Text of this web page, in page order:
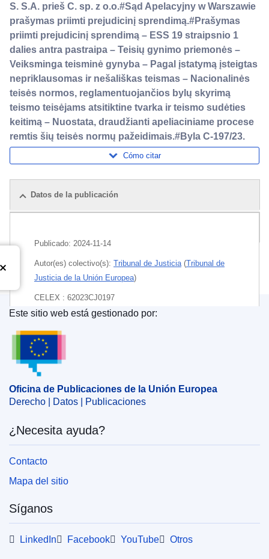
S. S.A. prieš C. sp. z o.o.#Sąd Apelacyjny w Warszawie
prašymas priimti prejudicinį sprendimą.#Prašymas
priimti prejudicinį sprendimą – ESS 19 straipsnio 1
dalies antra pastraipa – Teisių gynimo priemonės –
Veiksminga teisminė gynyba – Pagal įstatymą įsteigtas
nepriklausomas ir nešališkas teismas – Nacionalinės
teisės normos, reglamentuojančios bylų skyrimą
teismo teisėjams atsitiktine tvarka ir teismo sudėties
keitimą – Nuostata, draudžianti apeliaciniame procese
remtis šių teisės normų pažeidimais.#Byla C-197/23.
Cómo citar
Datos de la publicación
Publicado: 2024-11-14
Autor(es) colectivo(s): Tribunal de Justicia (Tribunal de
Justicia de la Unión Europea)
CELEX : 62023CJ0197
ECLI : ECLI:EU:C:2024:956
Oficina de Publicaciones de la Unión Europea
Este sitio web está gestionado por:
Oficina de Publicaciones de la Unión Europea
Derecho | Datos | Publicaciones
¿Necesita ayuda?
Contacto
Mapa del sitio
Síganos
LinkedIn Facebook YouTube Otros